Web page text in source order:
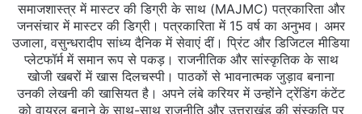
समाजशास्त्र में मास्टर की डिग्री के साथ (MAJMC) पत्रकारिता और
जनसंचार में मास्टर की डिग्री। पत्रकारिता में 15 वर्ष का अनुभव। अमर
उजाला, वसुन्धरादीप सांध्य दैनिक में सेवाएं दीं। प्रिंट और डिजिटल मीडिया
प्लेटफॉर्म में समान रूप से पकड़। राजनीतिक और सांस्कृतिक के साथ
खोजी खबरों में खास दिलचस्‍पी। पाठकों से भावनात्मक जुड़ाव बनाना
उनकी लेखनी की खासियत है। अपने लंबे करियर में उन्होंने ट्रेंडिंग कंटेंट
को वायरल बनाने के साथ-साथ राजनीति और उत्तराखंड की संस्कृति पर